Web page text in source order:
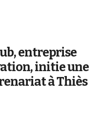
entreprise
initie une
à Thiès